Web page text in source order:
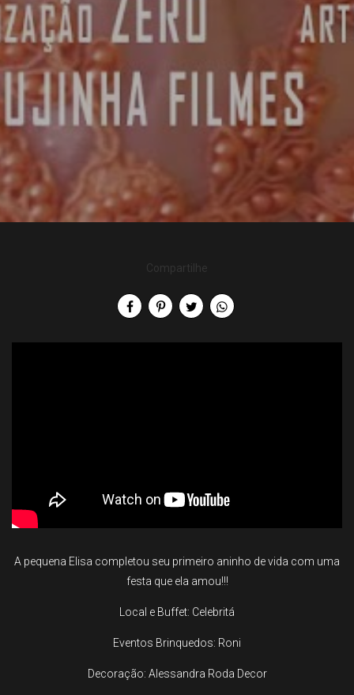
Compartilhe
A pequena Elisa completou seu primeiro aninho de vida com uma
festa que ela amou!!!
Local e Buffet: Celebritá
Eventos Brinquedos: Roni
Decoração: Alessandra Roda Decor